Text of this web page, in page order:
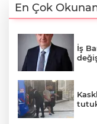
En Çok
İş